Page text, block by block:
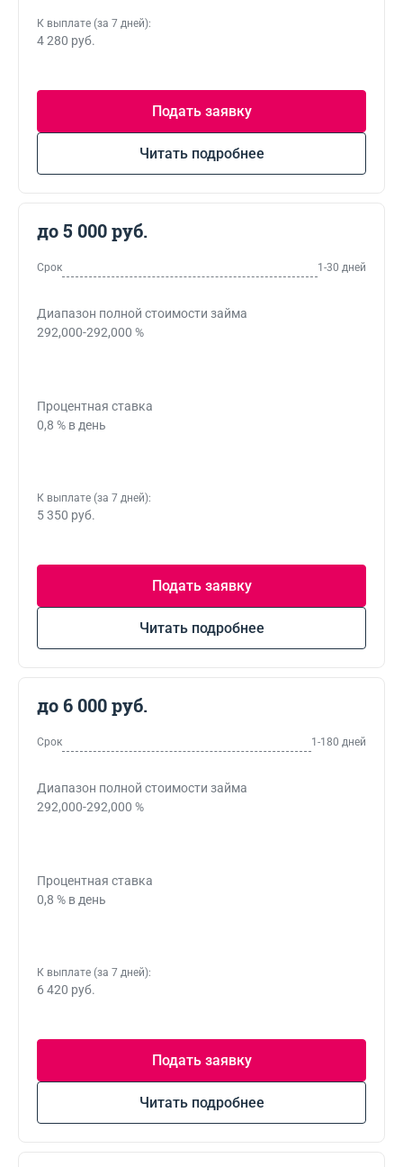
К выплате (за 7 дней):
4 280 руб.
Подать заявку
Читать подробнее
до 5 000 руб.
Срок 1-30 дней
Диапазон полной стоимости займа
292,000-292,000 %
Процентная ставка
0,8 % в день
К выплате (за 7 дней):
5 350 руб.
Подать заявку
Читать подробнее
до 6 000 руб.
Срок 1-180 дней
Диапазон полной стоимости займа
292,000-292,000 %
Процентная ставка
0,8 % в день
К выплате (за 7 дней):
6 420 руб.
Подать заявку
Читать подробнее